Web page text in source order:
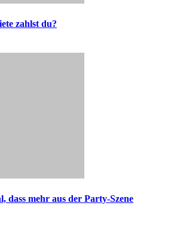
zahlst du?
dass mehr aus der Party-Szene